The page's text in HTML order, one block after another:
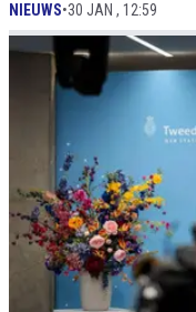
NIEUWS•30 JAN , 12:59